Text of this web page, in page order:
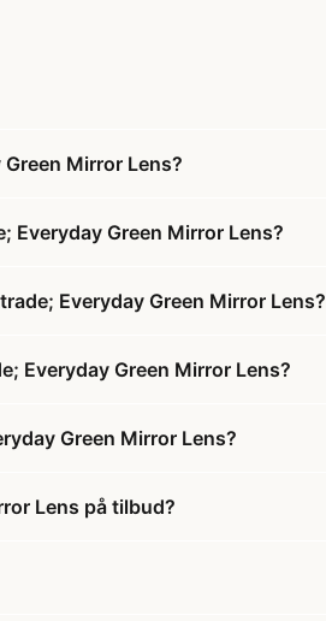
Mirror Lens?
Everyday Green Mirror Lens?
Everyday Green Mirror Lens?
Everyday Green Mirror Lens?
Green Mirror Lens?
Lens på tilbud?